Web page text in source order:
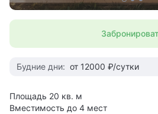
Будние дни: от 12000 ₽/сутки
Площадь 20 кв. м
Вместимость до 4 мест